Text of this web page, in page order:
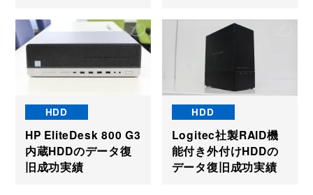
HDD
HP EliteDesk 800 G3
内蔵HDDのデータ復
旧成功実績
HDD
Logitec社製RAID機
能付き外付けHDDの
データ復旧成功実績